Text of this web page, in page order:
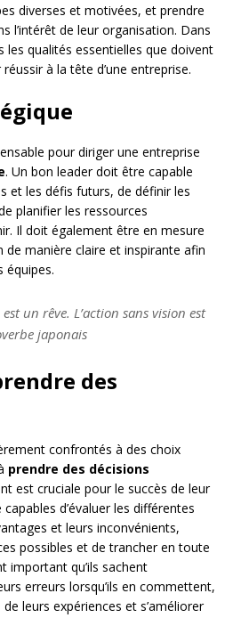
diverses et motivées, et prendre
l’intérêt de leur organisation. Dans
les qualités essentielles que doivent
à la tête d’une entreprise.
pour diriger une entreprise
. Un bon leader doit être capable
et les défis futurs, de définir les
planifier les ressources
Il doit également être en mesure
de manière claire et inspirante afin
équipes.
un rêve. L’action sans vision est
japonais
des
confrontés à des choix
prendre des décisions
est cruciale pour le succès de leur
d’évaluer les différentes
et leurs inconvénients,
possibles et de trancher en toute
important qu’ils sachent
erreurs lorsqu’ils en commettent,
leurs expériences et s’améliorer